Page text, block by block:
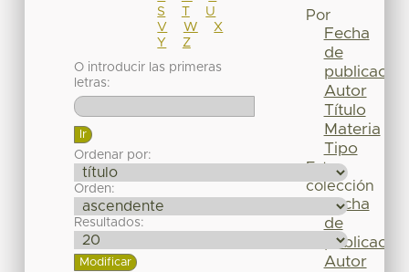
S
T
U
V
W
X
Y
Z
O introducir las primeras
letras:
Ordenar por:
Orden:
Resultados:
Por
Fecha
de
publicación
Autor
Título
Materia
Tipo
Esta
colección
Fecha
de
publicación
Autor